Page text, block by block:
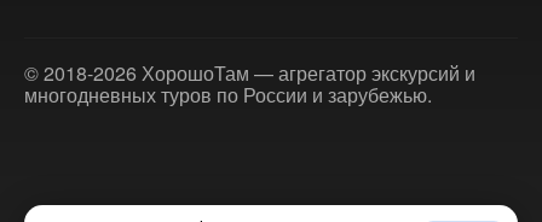
© 2018-2026 ХорошоТам — агрегатор экскурсий и
многодневных туров по России и зарубежью.